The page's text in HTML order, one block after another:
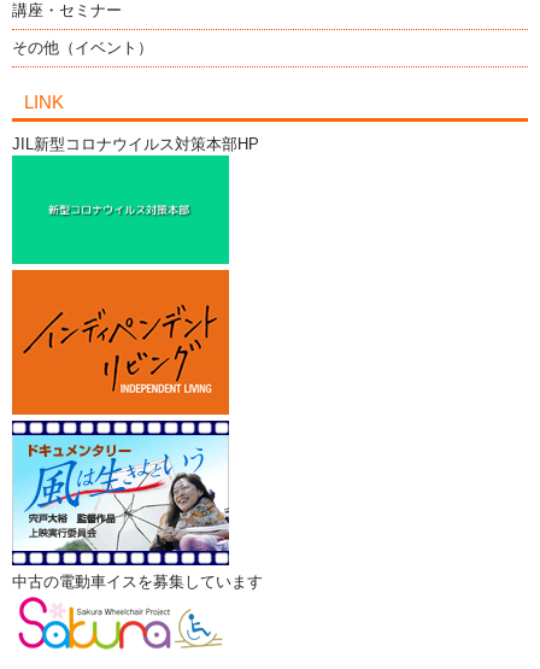
講座・セミナー
その他（イベント）
LINK
JIL新型コロナウイルス対策本部HP
中古の電動車イスを募集しています